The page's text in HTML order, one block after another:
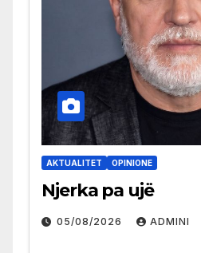
AKTUALITET OPINIONE
Njerka pa ujë
05/08/2026 ADMINI